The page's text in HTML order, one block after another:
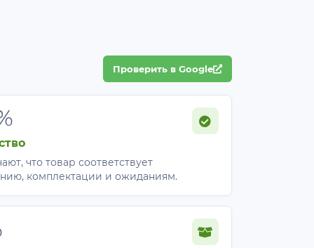
Проверить в Google
что товар соответствует
комплектации и ожиданиям.